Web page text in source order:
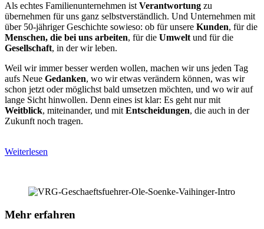
Als echtes Familienunternehmen ist Verantwortung zu
übernehmen für uns ganz selbstverständlich. Und Unternehmen mit
über 50-jähriger Geschichte sowieso: ob für unsere Kunden, für die
Menschen, die bei uns arbeiten, für die Umwelt und für die
Gesellschaft, in der wir leben.
Weil wir immer besser werden wollen, machen wir uns jeden Tag
aufs Neue Gedanken, wo wir etwas verändern können, was wir
schon jetzt oder möglichst bald umsetzen möchten, und wo wir auf
lange Sicht hinwollen. Denn eines ist klar: Es geht nur mit
Weitblick, miteinander, und mit Entscheidungen, die auch in der
Zukunft noch tragen.
Weiterlesen
Mehr erfahren